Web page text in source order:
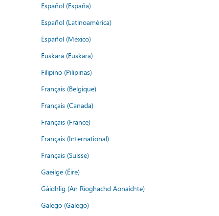
Español (España)
Español (Latinoamérica)
Español (México)
Euskara (Euskara)
Filipino (Pilipinas)
Français (Belgique)
Français (Canada)
Français (France)
Français (International)
Français (Suisse)
Gaeilge (Éire)
Gàidhlig (An Rìoghachd Aonaichte)
Galego (Galego)